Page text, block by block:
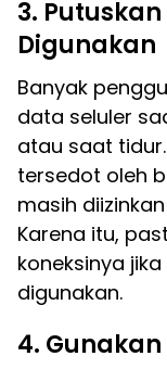
3.
Digunakan
Banyak
data seluler
atau saat
tersedot oleh
masih
Karena itu,
koneksinya
digunakan.
4. Gunakan